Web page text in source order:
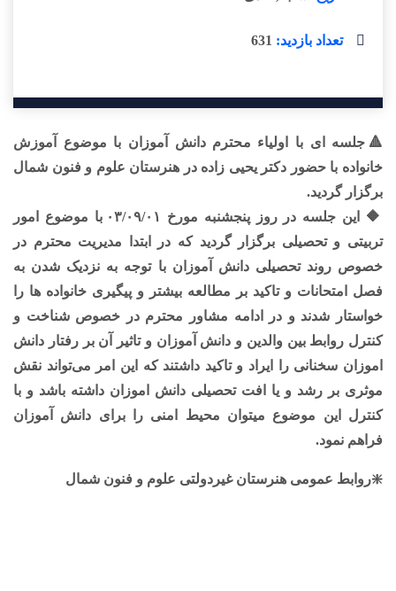
تعداد بازدید: 631
🔺جلسه ای با اولیاء محترم دانش آموزان با موضوع آموزش
خانواده با حضور دکتر یحیی زاده در هنرستان علوم و فنون شمال
برگزار گردید.
🔶 این جلسه در روز پنجشنبه مورخ ۰۳/۰۹/۰۱ با موضوع امور
تربیتی و تحصیلی برگزار گردید که در ابتدا مدیریت محترم در
خصوص روند تحصیلی دانش آموزان با توجه به نزدیک‌ شدن به
فصل امتحانات و تاکید بر مطالعه بیشتر و پیگیری خانواده ها را
خواستار شدند و در ادامه مشاور محترم در خصوص شناخت و
کنترل روابط بین والدین و دانش آموزان و تاثیر آن بر رفتار دانش
اموزان سخنانی را ایراد و تاکید داشتند که این امر می‌تواند نقش
موثری بر رشد و یا افت تحصیلی دانش اموزان داشته باشد و با
کنترل این موضوع میتوان محیط امنی را برای دانش آموزان
فراهم نمود.
❇️روابط عمومی هنرستان غیردولتی علوم و فنون شمال